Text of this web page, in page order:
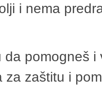
i nema
da pomogneš
za zaštitu i